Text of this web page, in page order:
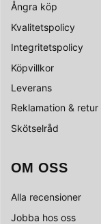
Ångra köp
Kvalitetspolicy
Integritetspolicy
Köpvillkor
Leverans
Reklamation & retur
Skötselråd
OM OSS
Alla recensioner
Jobba hos oss